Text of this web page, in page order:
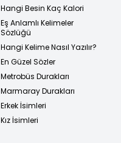
Hangi Besin Kaç Kalori
Eş Anlamlı Kelimeler
Sözlüğü
Hangi Kelime Nasıl Yazılır?
En Güzel Sözler
Metrobüs Durakları
Marmaray Durakları
Erkek İsimleri
Kız İsimleri